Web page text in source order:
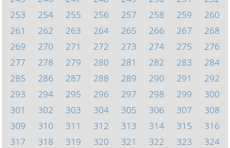
253
254 255 256 257 258 259
260
261
262 263 264 265 266 267
268
269
270 271 272 273 274 275
276
277
278 279 280 281 282 283
284
285
286 287 288 289 290 291
292
293
294 295 296 297 298 299
300
301
302 303 304 305 306 307
308
309
310 311 312 313 314 315
316
317
318 319 320 321 322 323
324